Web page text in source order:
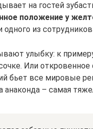
на гостей
положение у
из
улыбку: к
Или
бьет все мировые
– самая